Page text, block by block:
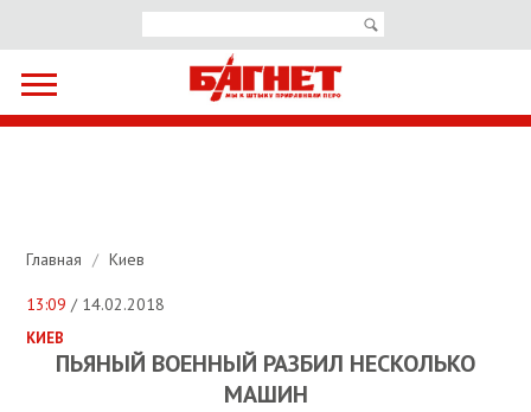
Главная / Киев
13:09 / 14.02.2018
КИЕВ
ПЬЯНЫЙ ВОЕННЫЙ РАЗБИЛ НЕСКОЛЬКО
МАШИН